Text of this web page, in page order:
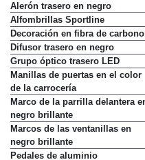
Alerón trasero en negro
Alfombrillas Sportline
Decoración en fibra de carbono
Difusor trasero en negro
Grupo óptico trasero LED
Manillas de puertas en el color
de la carrocería
Marco de la parrilla delantera en
negro brillante
Marcos de las ventanillas en
negro brillante